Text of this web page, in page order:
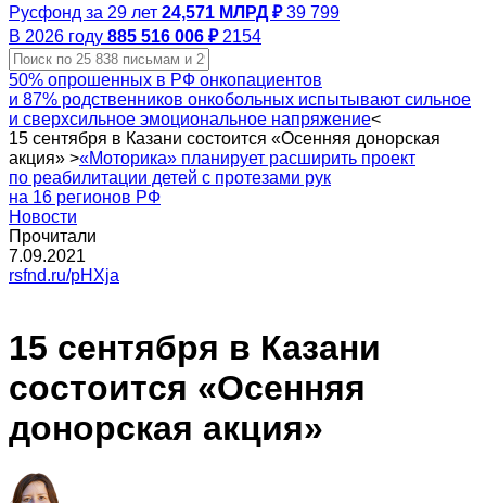
Русфонд за 29 лет 24,571 МЛРД ₽ 39 799
В 2026 году 885 516 006 ₽ 2154
50% опрошенных в РФ онкопациентов
и 87% родственников онкобольных испытывают сильное
и сверхсильное эмоциональное напряжение<
15 сентября в Казани состоится «Осенняя донорская
акция» >«Моторика» планирует расширить проект
по реабилитации детей с протезами рук
на 16 регионов РФ
Новости
Прочитали
7.09.2021
rsfnd.ru/pHXja
15 сентября в Казани
состоится «Осенняя
донорская акция»